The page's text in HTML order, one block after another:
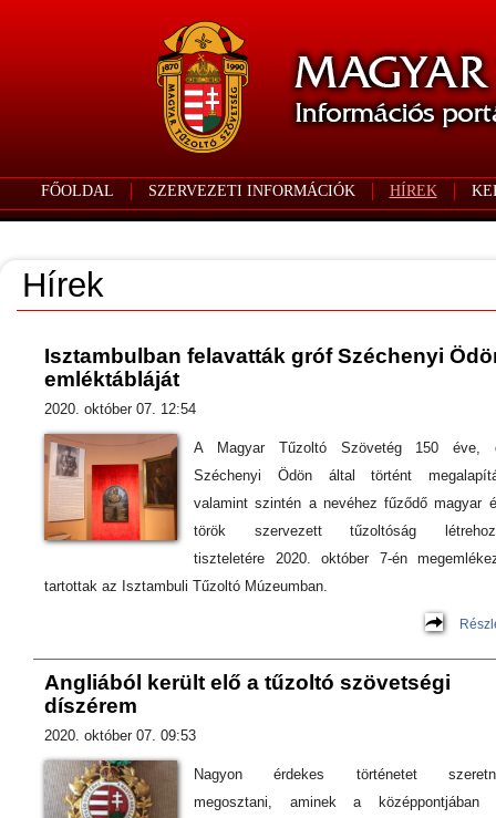
FŐOLDAL SZERVEZETI INFORMÁCIÓK HÍREK
Hírek
Isztambulban felavatták gróf Széchenyi
emléktábláját
2020. október 07. 12:54
A Magyar Tűzoltó Szövetég 150 éve,
Széchenyi Ödön által történt
valamint szintén a nevéhez fűződő magyar
török szervezett tűzoltóság
tiszteletére 2020. október 7-én
tartottak az Isztambuli Tűzoltó Múzeumban.
Angliából került elő a tűzoltó szövetségi
díszérem
2020. október 07. 09:53
Nagyon érdekes történetet
megosztani, aminek a középpontjában